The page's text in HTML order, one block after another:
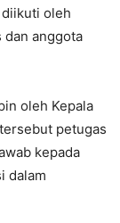
oleh
dan anggota
oleh Kepala
petugas
kepada
dalam